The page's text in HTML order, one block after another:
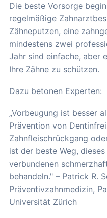
Die beste Vorsorge
regelmäßige
Zähneputzen, eine
mindestens zwei
Jahr sind einfache, aber
Ihre Zähne zu schützen.
Dazu betonen Experten:
„Vorbeugung ist besser
Prävention von
Zahnfleischrückgang
ist der beste Weg,
verbundenen
behandeln." – Patrick R.
Präventivzahnmedizin,
Universität Zürich